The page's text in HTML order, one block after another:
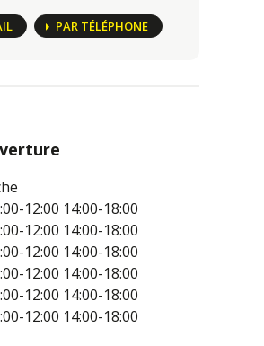
PAR TÉLÉPHONE
12:00 14:00-18:00
12:00 14:00-18:00
12:00 14:00-18:00
12:00 14:00-18:00
12:00 14:00-18:00
12:00 14:00-18:00